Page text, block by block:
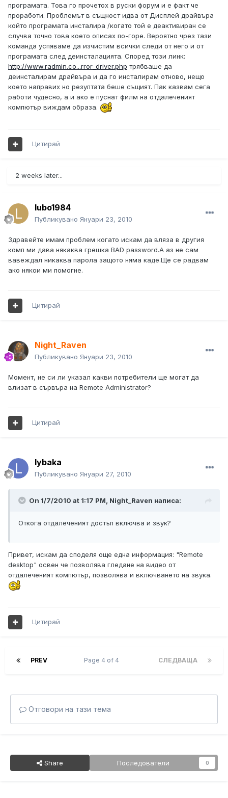
програмата. Това го прочетох в руски форум и е факт че
проработи. Проблемът в същност идва от Дисплей драйвъра
който програмата инсталира /когато той е деактивиран се
случва точно това което описах по-горе. Вероятно чрез тази
команда успяваме да изчистим всички следи от него и от
програмата след деинсталацията. Според този линк:
http://www.radmin.co...rror_driver.php трябваше да
деинсталирам драйвъра и да го инсталирам отново, нещо
което направих но резултата беше същият. Пак казвам сега
работи чудесно, а и ако е пуснат филм на отдалеченият
компютър виждам образа.
Цитирай
2 weeks later...
lubo1984
Публикувано Януари 23, 2010
Здравейте имам проблем когато искам да вляза в другия
комп ми дава някаква грешка BAD password.A аз не сам
вавеждал никаква парола защото няма каде.Ще се радвам
ако някои ми помогне.
Цитирай
Night_Raven
Публикувано Януари 23, 2010
Момент, не си ли указал какви потребители ще могат да
влизат в сървъра на Remote Administrator?
Цитирай
lybaka
Публикувано Януари 27, 2010
On 1/7/2010 at 1:17 PM, Night_Raven написа:
Откога отдалеченият достъп включва и звук?
Привет, искам да споделя още една информация: "Remote
desktop" освен че позволява гледане на видео от
отдалеченият компютър, позволява и включването на звука.
Цитирай
PREV СЛЕДВАЩА
Page 4 of 4
Отговори на тази тема
Share Последователи 0